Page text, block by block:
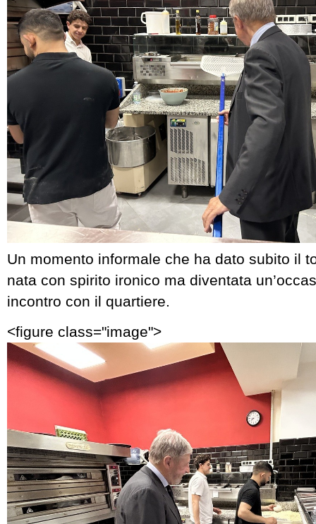
Un momento informale che ha dato subito il
nata con spirito ironico ma diventata
incontro con il quartiere.
<figure class="image">